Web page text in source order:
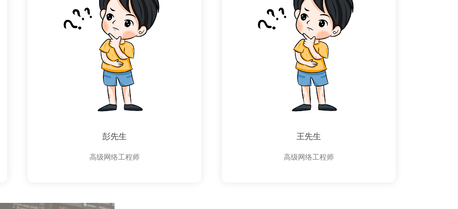
彭先生
高级网络工程师
王先生
高级网络工程师